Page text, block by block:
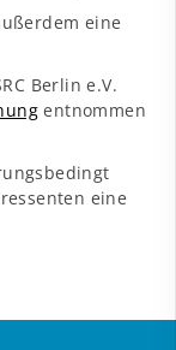
eine
Berlin e.V.
entnommen
eine